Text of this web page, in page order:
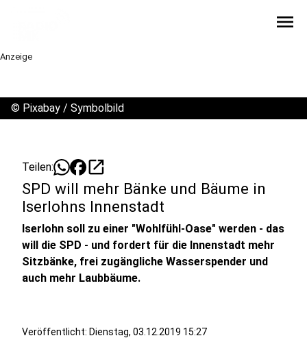
menu
Anzeige
© Pixabay / Symbolbild
Teilen: open_in_new
SPD will mehr Bänke und Bäume in
Iserlohns Innenstadt
Iserlohn soll zu einer "Wohlfühl-Oase" werden - das
will die SPD - und fordert für die Innenstadt mehr
Sitzbänke, frei zugängliche Wasserspender und
auch mehr Laubbäume.
Veröffentlicht: Dienstag, 03.12.2019 15:27